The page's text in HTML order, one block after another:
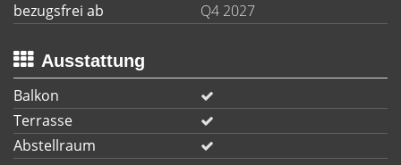
bezugsfrei ab
Q4 2027
Ausstattung
Balkon
Terrasse
Abstellraum